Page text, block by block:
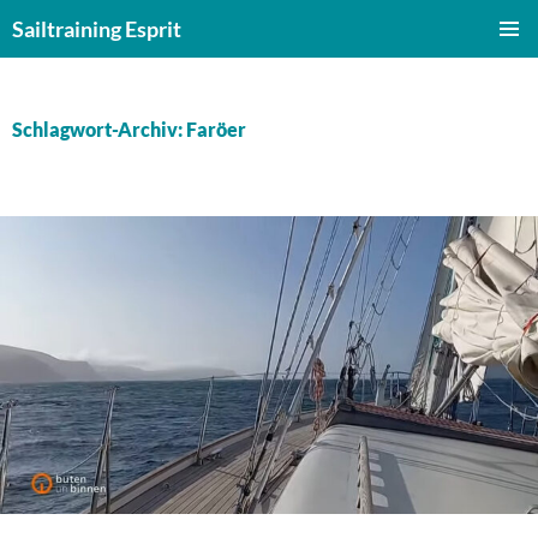
Inhalt
Sailtraining Esprit
Schlagwort-Archiv: Faröer